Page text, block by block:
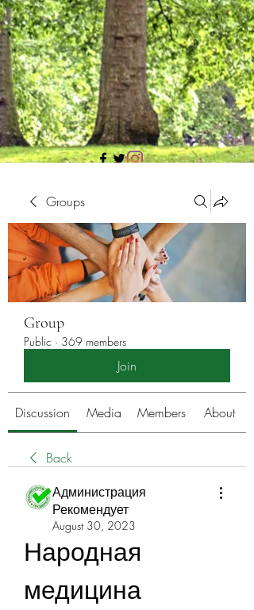
Groups
Group
Public · 369 members
Join
Discussion Media Members About
Back
Администрация
Рекомендует
August 30, 2023
Народная
медицина